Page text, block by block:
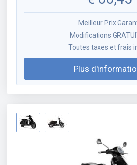
Meilleur Prix
Modifications
Toutes taxes et frais
Plus